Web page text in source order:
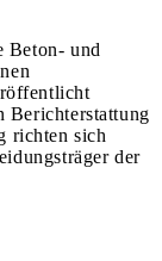
Beton- und
Berichterstattung
richten sich
der